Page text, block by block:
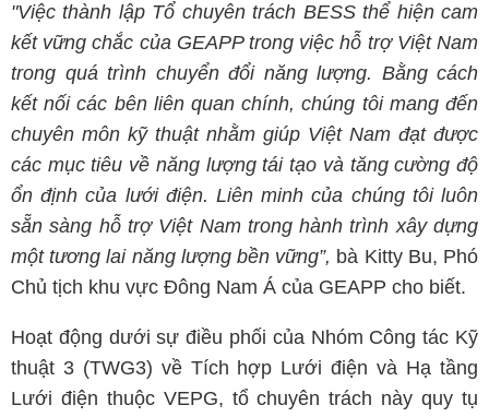
"Việc thành lập Tổ chuyên trách BESS thể hiện cam
kết vững chắc của GEAPP trong việc hỗ trợ Việt Nam
trong quá trình chuyển đổi năng lượng. Bằng cách
kết nối các bên liên quan chính, chúng tôi mang đến
chuyên môn kỹ thuật nhằm giúp Việt Nam đạt được
các mục tiêu về năng lượng tái tạo và tăng cường độ
ổn định của lưới điện. Liên minh của chúng tôi luôn
sẵn sàng hỗ trợ Việt Nam trong hành trình xây dựng
một tương lai năng lượng bền vững”, bà Kitty Bu, Phó
Chủ tịch khu vực Đông Nam Á của GEAPP cho biết.
Hoạt động dưới sự điều phối của Nhóm Công tác Kỹ
thuật 3 (TWG3) về Tích hợp Lưới điện và Hạ tầng
Lưới điện thuộc VEPG, tổ chuyên trách này quy tụ